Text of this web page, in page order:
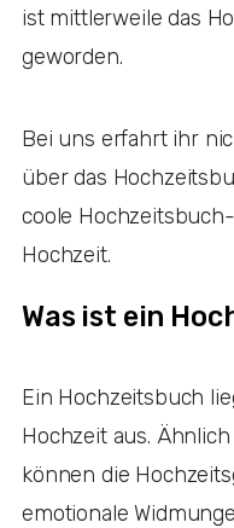
ist mittlerweile das
geworden.
Bei uns erfahrt ihr
über das
coole
Hochzeit.
Was ist ein
Ein Hochzeitsbuch
Hochzeit aus.
können die
emotionale